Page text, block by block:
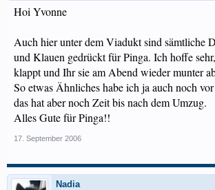
Hoi Yvonne
Auch hier unter dem Viadukt sind sämtliche
und Klauen gedrückt für Pinga. Ich hoffe
klappt und Ihr sie am Abend wieder munter
So etwas Ähnliches habe ich ja auch noch
das hat aber noch Zeit bis nach dem Umzug.
Alles Gute für Pinga!!
17. September 2006
Nadia